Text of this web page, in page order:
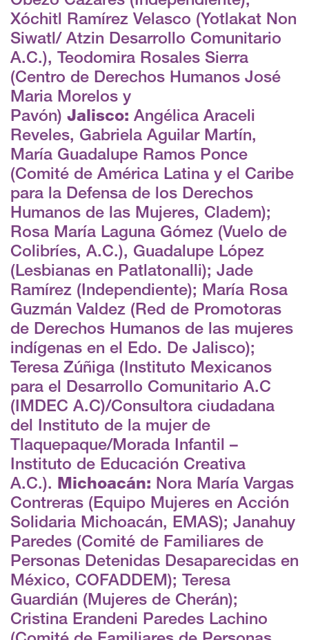
Xóchitl Ramírez Velasco (Yotlakat Non
Siwatl/ Atzin Desarrollo Comunitario
A.C.), Teodomira Rosales Sierra
(Centro de Derechos Humanos José
Maria Morelos y
Pavón) Jalisco: Angélica Araceli
Reveles, Gabriela Aguilar Martín,
María Guadalupe Ramos Ponce
(Comité de América Latina y el Caribe
para la Defensa de los Derechos
Humanos de las Mujeres, Cladem);
Rosa María Laguna Gómez (Vuelo de
Colibríes, A.C.), Guadalupe López
(Lesbianas en Patlatonalli); Jade
Ramírez (Independiente); María Rosa
Guzmán Valdez (Red de Promotoras
de Derechos Humanos de las mujeres
indígenas en el Edo. De Jalisco);
Teresa Zúñiga (Instituto Mexicanos
para el Desarrollo Comunitario A.C
(IMDEC A.C)/Consultora ciudadana
del Instituto de la mujer de
Tlaquepaque/Morada Infantil –
Instituto de Educación Creativa
A.C.). Michoacán: Nora María Vargas
Contreras (Equipo Mujeres en Acción
Solidaria Michoacán, EMAS); Janahuy
Paredes (Comité de Familiares de
Personas Detenidas Desaparecidas en
México, COFADDEM); Teresa
Guardián (Mujeres de Cherán);
Cristina Erandeni Paredes Lachino